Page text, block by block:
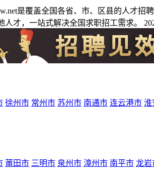
是覆盖全国各省、市、区县的人才
人才，一站式解决全国求职招工需求。
徐州市 常州市 苏州市 南通市 连云港市 淮
莆田市 三明市 泉州市 漳州市 南平市 龙岩